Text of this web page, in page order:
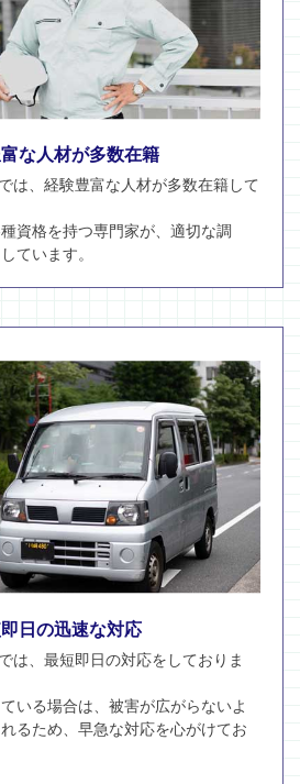
な人材が多数在籍
は、経験豊富な人材が多数在籍して
資格を持つ専門家が、適切な調
ています。
日の迅速な対応
は、最短即日の対応をしておりま
いる場合は、被害が広がらないよ
るため、早急な対応を心がけてお